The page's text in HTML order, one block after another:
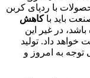
که قرار است در سال ۲۰۲۶، محصولات با ردپای کربن
باید باکاهش
باشد، در غیر این
داد. تولید
توجه به امروز و